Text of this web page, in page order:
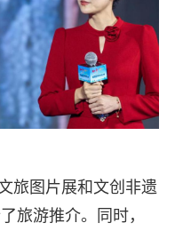
旅图片展和文创非遗
旅游推介。同时，